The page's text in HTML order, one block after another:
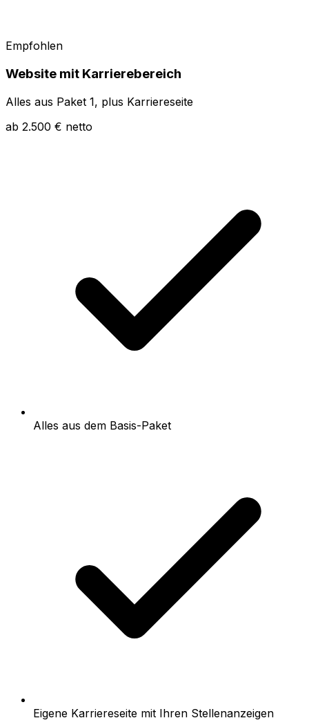
Empfohlen
Website mit Karrierebereich
Alles aus Paket 1, plus Karriereseite
ab 2.500 € netto
Alles aus dem Basis-Paket
Eigene Karriereseite mit Ihren Stellenanzeigen